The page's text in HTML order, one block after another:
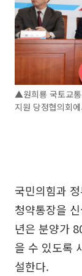
▲원희룡 국토교
지원 당정협의회
국민의힘과
청약통장을
년은 분양가
을 수 있도록
설한다.